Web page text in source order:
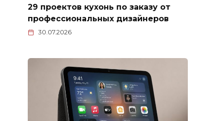
29 проектов кухонь по заказу от
профессиональных дизайнеров
30.07.2026